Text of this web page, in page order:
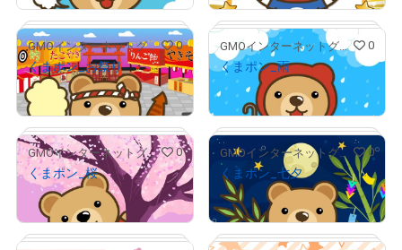
# 12/300 # 81/300
# 24/300
GMOインターネットグループ公式キャラクター「くまポン」 0
くまポン_お祭り
¥ 500 ($3.17)
# 27/300
GMOインターネットグループ公式キャラクター「くまポン」 0
くまポン_雨
¥ 500 ($3.17 )
GMOインターネットグループ公式キャラクター「くまポン」 0
くまポン_桜
¥ 500 ($
GMOインターネットグループ公式キャラクター「くまポン」 0
くまポン_七夕
¥500 $3.17